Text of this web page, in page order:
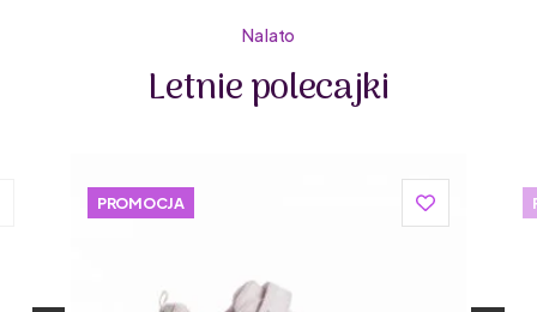
polski producent markowych bucików
obuwia dziecięcego od 18 lat. Mido Shoes pochodzi z
Łukowa – niewielkiej miejscowości w województwie
Na lato
Letnie polecajki
PROMOCJA